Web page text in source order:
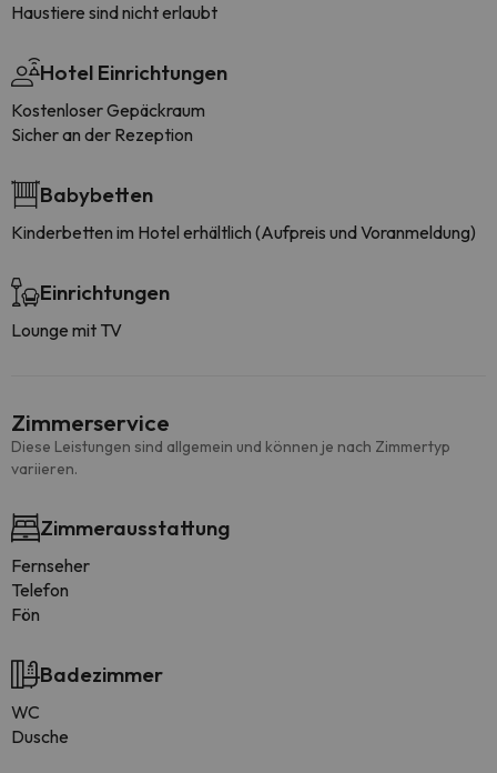
Haustiere sind nicht erlaubt
Hotel Einrichtungen
Kostenloser Gepäckraum
Sicher an der Rezeption
Babybetten
Kinderbetten im Hotel erhältlich (Aufpreis und Voranmeldung)
Einrichtungen
Lounge mit TV
Zimmerservice
Diese Leistungen sind allgemein und können je nach Zimmertyp
variieren.
Zimmerausstattung
Fernseher
Telefon
Fön
Badezimmer
WC
Dusche